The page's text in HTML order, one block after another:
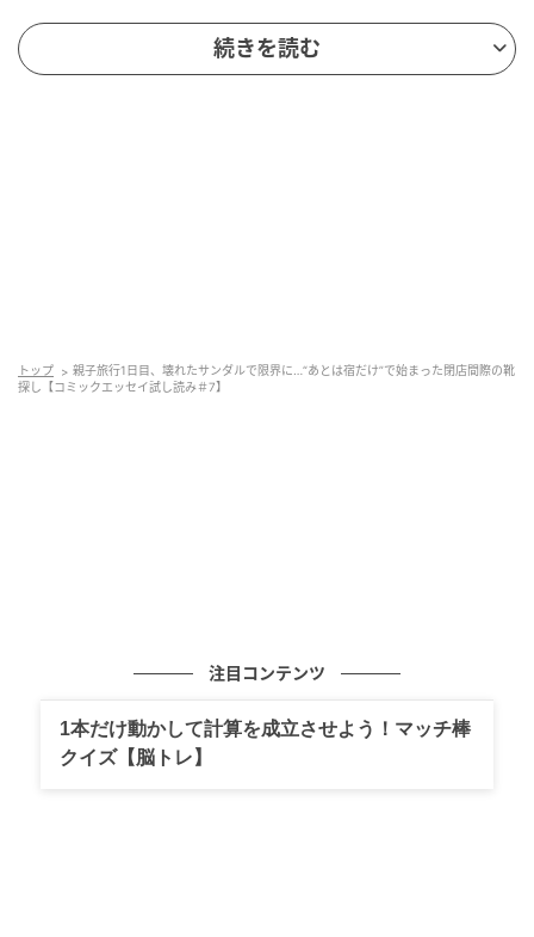
あとは宿に移動するだけ…そのとき母に異変
が？
続きを読む
トップ
親子旅行1日目、壊れたサンダルで限界に…“あとは宿だけ”で始まった閉店間際の靴
探し【コミックエッセイ試し読み＃7】
注目コンテンツ
1本だけ動かして計算を成立させよう！マッチ棒
クイズ【脳トレ】